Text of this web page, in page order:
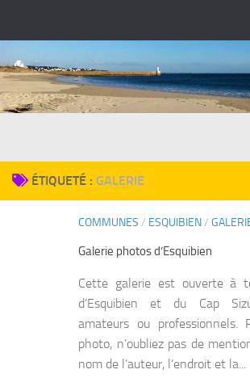
ÉTIQUETÉ : GALERIE
COMMUNES / ESQUIBIEN/
Galerie photos d’Esquibien
Cette galerie est ouverte à
d’Esquibien et du Cap
amateurs ou professionnels.
photo, n’oubliez pas de
nom de l’auteur, l’endroit et la...